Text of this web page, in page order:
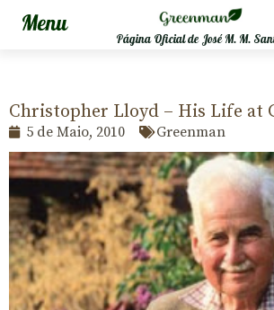
Página Oficial de José M. M.
Christopher Lloyd – His Life at
5 de Maio, 2010 Greenman